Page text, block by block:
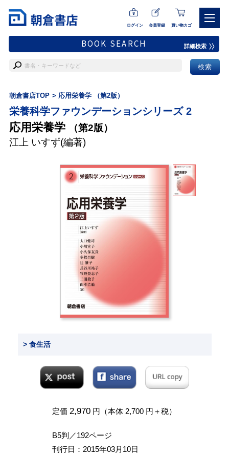
ログイン 会員登録 買い物カゴ
BOOK SEARCH 詳細検索
朝倉書店TOP 応用栄養学 （第2版）
栄養科学ファウンデーションシリーズ 2
応用栄養学
（第2版）
江上 いすず(編著)
> 食生活
定価 2,970 円（本体 2,700 円＋税）
B5判／192ページ
刊行日：2015年03月10日